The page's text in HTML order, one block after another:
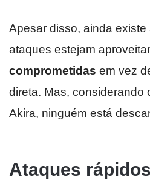
Apesar disso, ainda
ataques estejam
comprometidas em vez
direta. Mas, considerando
Akira, ninguém está
Ataques